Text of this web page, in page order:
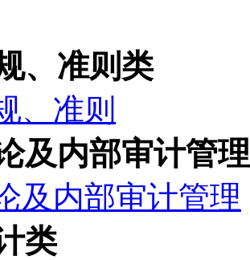
、准则类
、准则
及内部审计管
及内部审计管理
类